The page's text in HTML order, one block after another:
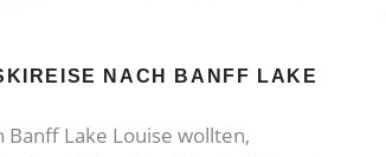
NACH BANFF LAKE
Lake Louise wollten,